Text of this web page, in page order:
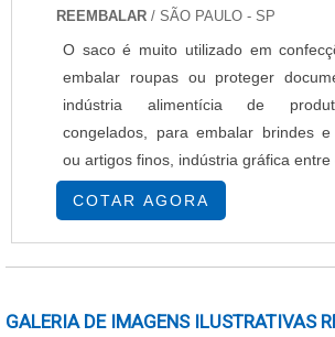
REEMBALAR / SÃO PAULO - SP
O saco é muito utilizado em
embalar roupas ou proteger
indústria alimentícia de
congelados, para embalar brindes e
ou artigos finos, indústria gráfica entre
COTAR AGORA
GALERIA DE IMAGENS ILUSTRATIVAS